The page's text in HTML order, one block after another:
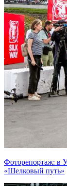
Фоторепортаж: в
«Шелковый путь»